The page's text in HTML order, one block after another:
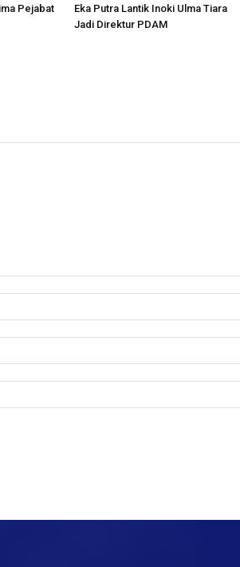
Pejabat
Eka Putra Lantik Inoki Ulma Tiara
Jadi Direktur PDAM